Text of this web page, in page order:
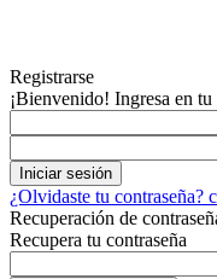
Registrarse
¡Bienvenido! Ingresa en tu
¿Olvidaste tu contraseña?
Recuperación de
Recupera tu contraseña